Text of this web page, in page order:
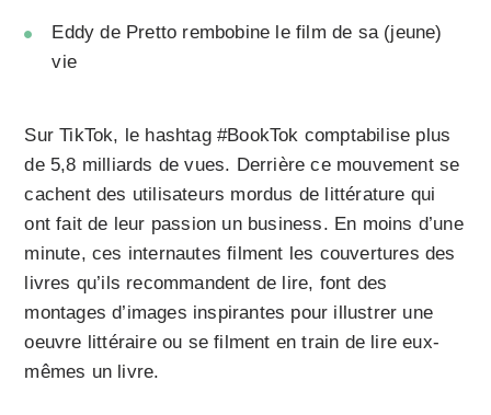
Eddy de Pretto rembobine le film de sa (jeune)
vie
Sur TikTok, le hashtag #BookTok comptabilise plus
de 5,8 milliards de vues. Derrière ce mouvement se
cachent des utilisateurs mordus de littérature qui
ont fait de leur passion un business. En moins d’une
minute, ces internautes filment les couvertures des
livres qu’ils recommandent de lire, font des
montages d’images inspirantes pour illustrer une
oeuvre littéraire ou se filment en train de lire eux-
mêmes un livre.